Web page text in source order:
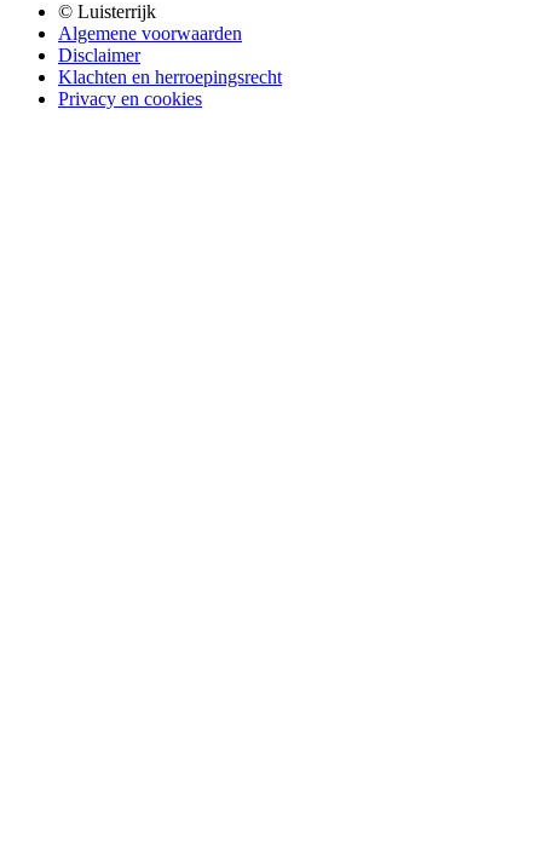
© Luisterrijk
Algemene voorwaarden
Disclaimer
Klachten en herroepingsrecht
Privacy en cookies